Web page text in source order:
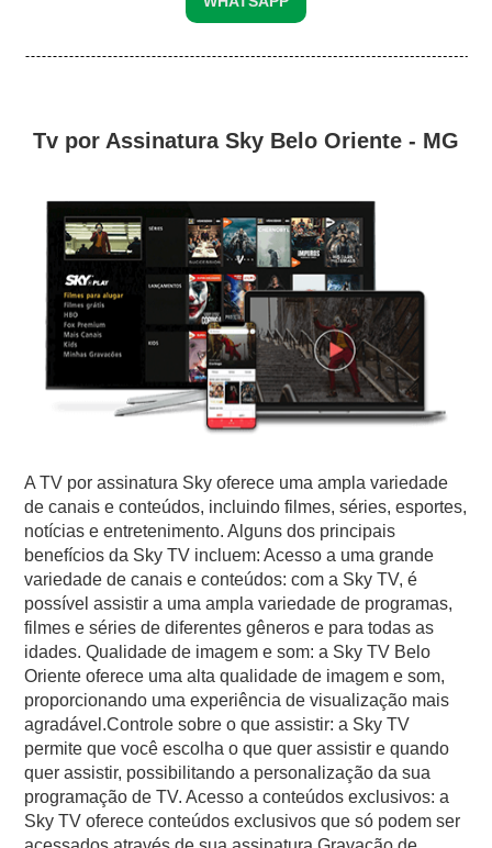
Tv por Assinatura Sky Belo Oriente - MG
A TV por assinatura Sky oferece uma ampla variedade
de canais e conteúdos, incluindo filmes, séries, esportes,
notícias e entretenimento. Alguns dos principais
benefícios da Sky TV incluem: Acesso a uma grande
variedade de canais e conteúdos: com a Sky TV, é
possível assistir a uma ampla variedade de programas,
filmes e séries de diferentes gêneros e para todas as
idades. Qualidade de imagem e som: a Sky TV Belo
Oriente oferece uma alta qualidade de imagem e som,
proporcionando uma experiência de visualização mais
agradável.Controle sobre o que assistir: a Sky TV
permite que você escolha o que quer assistir e quando
quer assistir, possibilitando a personalização da sua
programação de TV. Acesso a conteúdos exclusivos: a
Sky TV oferece conteúdos exclusivos que só podem ser